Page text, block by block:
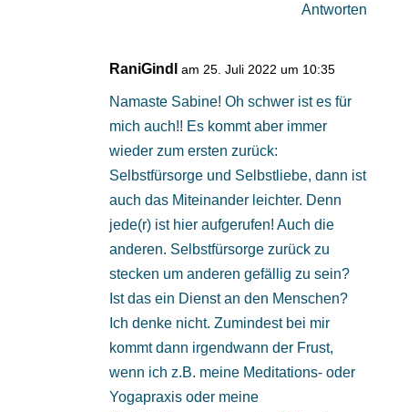
Antworten
RaniGindl am 25. Juli 2022 um 10:35
Namaste Sabine! Oh schwer ist es für
mich auch!! Es kommt aber immer
wieder zum ersten zurück:
Selbstfürsorge und Selbstliebe, dann ist
auch das Miteinander leichter. Denn
jede(r) ist hier aufgerufen! Auch die
anderen. Selbstfürsorge zurück zu
stecken um anderen gefällig zu sein?
Ist das ein Dienst an den Menschen?
Ich denke nicht. Zumindest bei mir
kommt dann irgendwann der Frust,
wenn ich z.B. meine Meditations- oder
Yogapraxis oder meine